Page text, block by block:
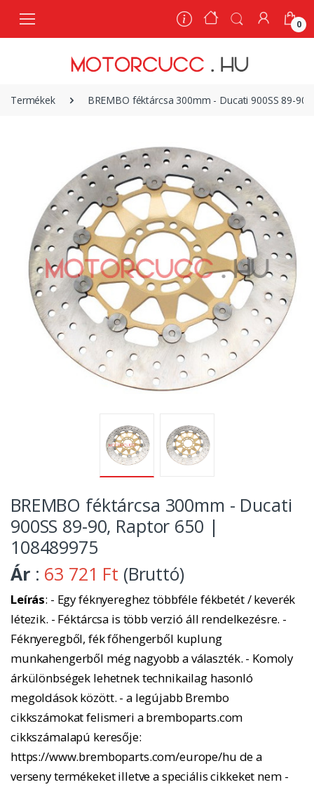
0
Termékek BREMBO féktárcsa 300mm - Ducati 900SS 89-
BREMBO féktárcsa 300mm - Ducati
900SS 89-90, Raptor 650 |
108489975
Ár : 63 721 Ft (Bruttó)
Leírás: - Egy féknyereghez többféle fékbetét / keverék
létezik. - Féktárcsa is több verzió áll rendelkezésre. -
Féknyeregből, fék főhengerből kuplung
munkahengerből még nagyobb a választék. - Komoly
árkülönbségek lehetnek technikailag hasonló
megoldások között. - a legújabb Brembo
cikkszámokat felismeri a bremboparts.com
cikkszámalapú keresője:
https://www.bremboparts.com/europe/hu de a
verseny termékeket illetve a speciális cikkeket nem -
0